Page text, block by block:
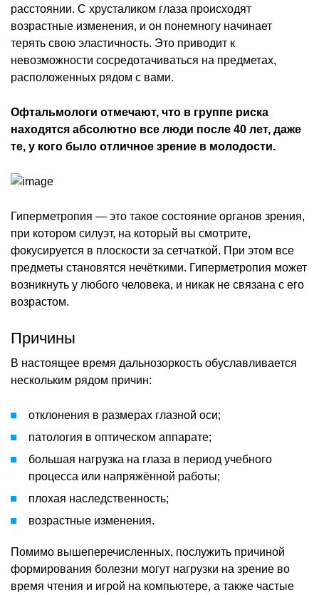
расстоянии. С хрусталиком глаза происходят
возрастные изменения, и он понемногу начинает
терять свою эластичность. Это приводит к
невозможности сосредотачиваться на предметах,
расположенных рядом с вами.
Офтальмологи отмечают, что в группе риска
находятся абсолютно все люди после 40 лет, даже
те, у кого было отличное зрение в молодости.
Гиперметропия — это такое состояние органов зрения,
при котором силуэт, на который вы смотрите,
фокусируется в плоскости за сетчаткой. При этом все
предметы становятся нечёткими. Гиперметропия может
возникнуть у любого человека, и никак не связана с его
возрастом.
Причины
В настоящее время дальнозоркость обуславливается
нескольким рядом причин:
отклонения в размерах глазной оси;
патология в оптическом аппарате;
большая нагрузка на глаза в период учебного
процесса или напряжённой работы;
плохая наследственность;
возрастные изменения.
Помимо вышеперечисленных, послужить причиной
формирования болезни могут нагрузки на зрение во
время чтения и игрой на компьютере, а также частые